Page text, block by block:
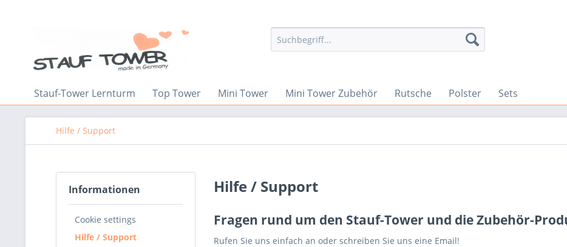
Stauf-Tower Lernturm Top Tower Mini Tower Mini Tower Zubehör Rutsche Polster Sets
Hilfe / Support
Informationen
Cookie settings
Hilfe / Support
Hilfe / Support
Fragen rund um den Stauf-Tower und die Zubehör-
Rufen Sie uns einfach an oder schreiben Sie uns eine Email!